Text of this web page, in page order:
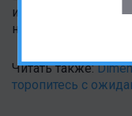
и будет следить,
новым
Читать также:
торопитесь с